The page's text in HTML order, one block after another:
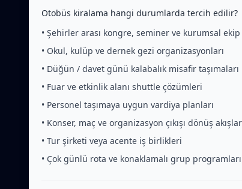
Otobüs kiralama hangi durumlarda tercih edilir?
• Şehirler arası kongre, seminer ve kurumsal
• Okul, kulüp ve dernek gezi organizasyonları
• Düğün / davet günü kalabalık misafir taşımaları
• Fuar ve etkinlik alanı shuttle çözümleri
• Personel taşımaya uygun vardiya planları
• Konser, maç ve organizasyon çıkışı dönüş
• Tur şirketi veya acente iş birlikleri
• Çok günlü rota ve konaklamalı grup programları